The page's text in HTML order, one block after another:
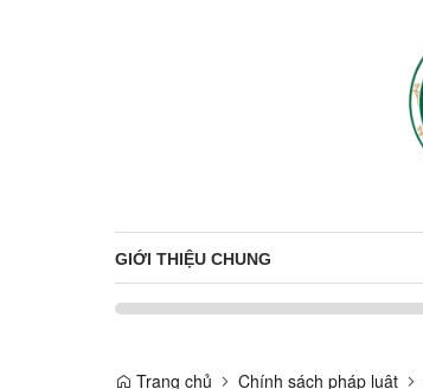
GIỚI THIỆU CHUNG
Trang chủ Chính sách pháp luật